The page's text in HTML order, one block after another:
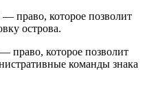
право, которое позволит
острова.
право, которое позволит
команды знака